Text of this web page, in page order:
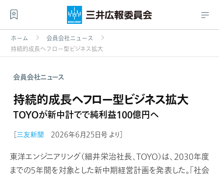
ホーム
会員会社ニュース
持続的成長へフロー型ビジネス拡大
会員会社ニュース
持続的成長へフロー型ビジネス拡大
TOYOが新中計でで純利益100億円へ
三友新聞 2026年6月25日号 より］
東洋エンジニアリング（細井栄治社長、TOYO）は、2030年度
までの5年間を対象とした新中期経営計画を発表した。「社会